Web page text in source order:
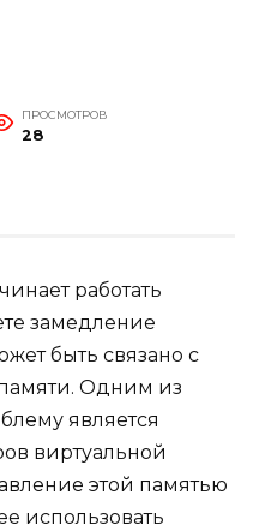
ПРОСМОТРОВ
28
работать
замедление
быть связано с
Одним из
является
виртуальной
этой памятью
использовать